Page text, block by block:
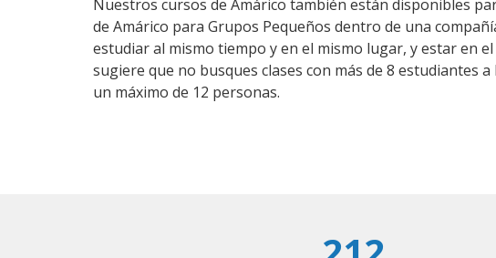
Nuestros cursos de Amárico también están disponibles
de Amárico para Grupos Pequeños dentro de una
estudiar al mismo tiempo y en el mismo lugar, y estar en
sugiere que no busques clases con más de 8 estudiantes
un máximo de 12 personas.